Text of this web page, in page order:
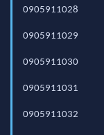
0905911028
0905911029
0905911030
0905911031
0905911032